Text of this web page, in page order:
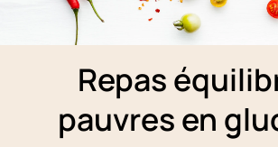
Repas
pauvres en